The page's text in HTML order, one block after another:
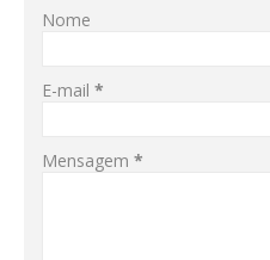
Nome
E-mail *
Mensagem *